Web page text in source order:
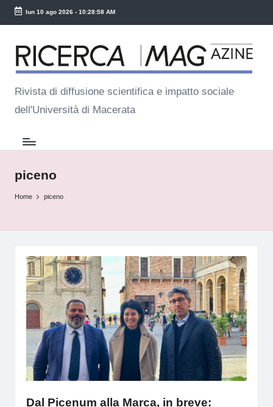
Skip
content
lun 10 ago 2026- 10:28:58 AM
R
ic
e
r
c
a
M
a
Rivista di diffusione scientifica e impatto sociale
dell'Università di Macerata
piceno
Home piceno
Dal Picenum alla Marca, in breve: